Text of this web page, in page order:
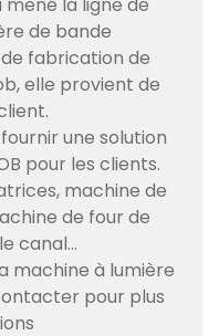
mené la ligne de
de bande
fabrication de
elle provient de
une solution
pour les clients.
machine de
de four de
canal...
machine à lumière
pour plus